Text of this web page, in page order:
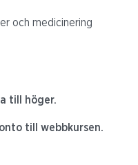
och medicinering
till höger.
till webbkursen.